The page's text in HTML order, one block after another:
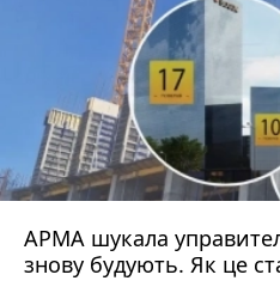
АРМА шукала
знову будують. Як це